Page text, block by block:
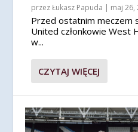
przezŁukasz Papuda | maj 26,
Przed ostatnim meczem
United członkowie West
w...
CZYTAJ WIĘCEJ